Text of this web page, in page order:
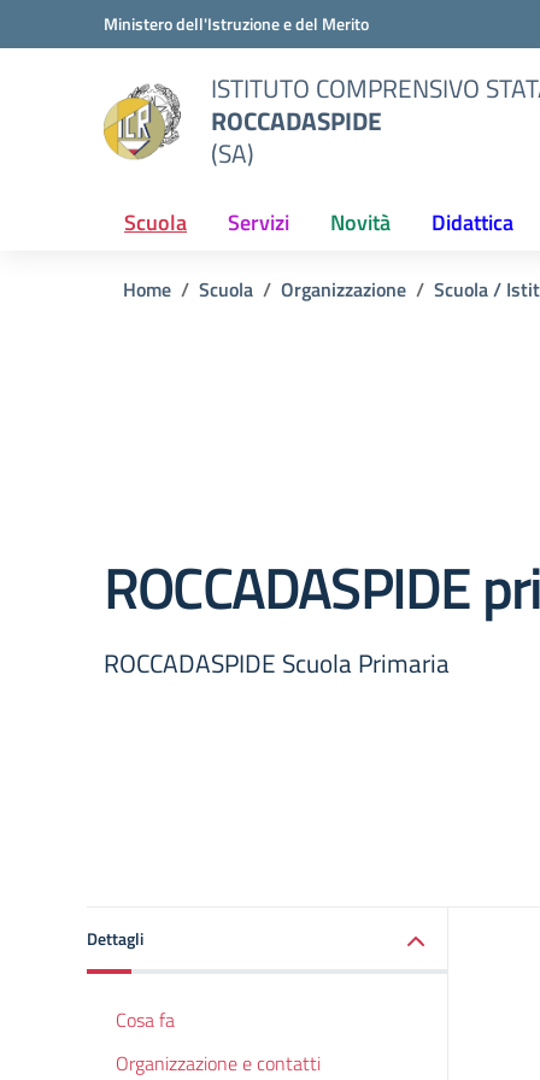
Vai ai contenuti
Vai al menu di navigazioneMinistero dell'Istruzione e del Merito
ISTITUTO COMPRENSIVO
ROCCADASPIDE
(SA)
Scuola Servizi Novità Didattica
Home Scuola Organizzazione Scuola /
ROCCADASPIDE
ROCCADASPIDE Scuola Primaria
Dettagli
Cosa fa
Organizzazione e contatti